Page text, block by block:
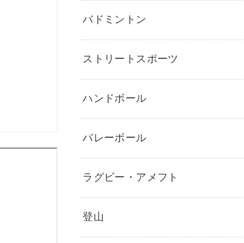
バドミントン
ストリートスポーツ
ハンドボール
バレーボール
ラグビー・アメフト
登山